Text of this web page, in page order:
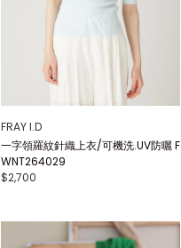
FRAY I.D
一字領羅紋針織上衣/可機洗.UV防曬 F
WNT264029
$2,700